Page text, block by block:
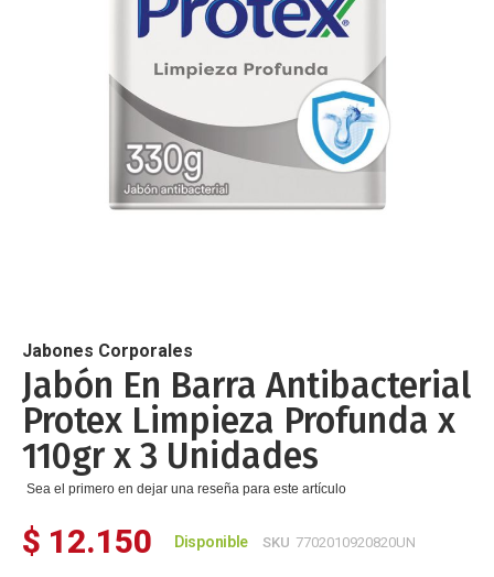
de
la
galería
de
imágenes
Jabones Corporales
Jabón En Barra Antibacterial
Protex Limpieza Profunda x
110gr x 3 Unidades
Sea el primero en dejar una reseña para este artículo
$ 12.150 Disponible SKU 7702010920820UN